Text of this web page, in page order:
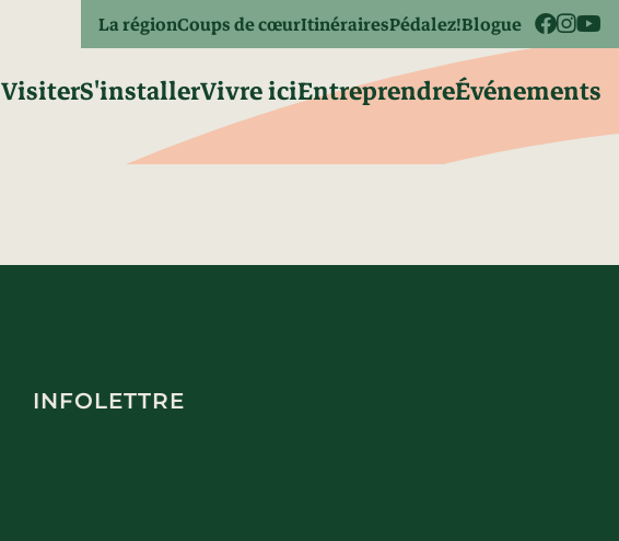
La régionCoups de cœurItinérairesPédalez!Blogue
VisiterS'installerVivre iciEntreprendreÉvénements
INFOLETTRE